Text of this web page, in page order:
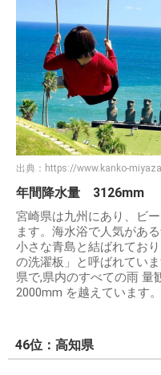
出典： https://www.kanko-
年間降水量 3126mm
宮崎県は九州にあり、ビ
ます。海水浴で人気があ
小さな青島と結ばれてお
の洗濯板」と呼ばれてい
県で,県内のすべての雨 量
2000mm を越えています。
46位：高知県